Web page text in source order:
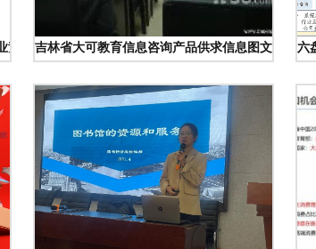
竞争加剧吉林省大可教育信息咨询产品供求信息图文搜索六